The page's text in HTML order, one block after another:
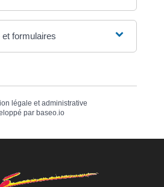
formulaires
légale et administrative
parbaseo.io